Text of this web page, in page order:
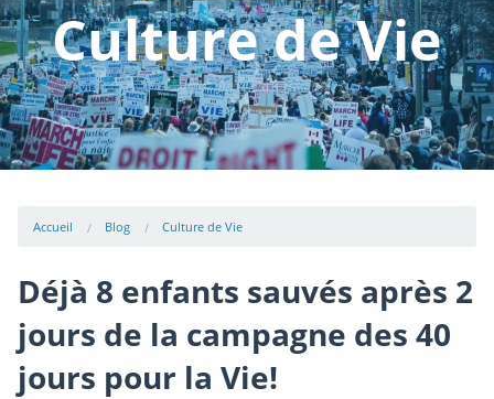
Boutique
Culture de Vie
Accueil Blog Culture de Vie
Déjà 8 enfants sauvés après 2
jours de la campagne des 40
jours pour la Vie!